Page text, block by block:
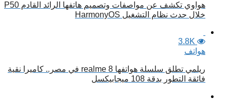
هواوي تكشف عن مواصفات وتصميم هاتفها الرائد القادم P50
خلال حدث نظام التشغيل HarmonyOS
3.8K
هواتف
ريلمي تطلق سلسلة هواتفها realme 8 في مصر.. كاميرا نقية
فائقة التطور بدقة 108 ميجابيكسل